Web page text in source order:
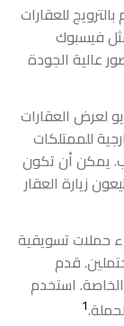
للعقارات
فيسبوك
عالية الجودة
لعرض العقارات
للممتلكات
يمكن أن تكون
زيارة العقار
حملات تسويقية
قدم
استخدم
1